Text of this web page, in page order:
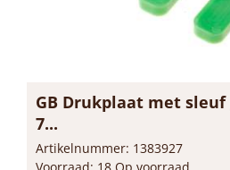
GB Drukplaat met
7...
Artikelnummer: 1383927